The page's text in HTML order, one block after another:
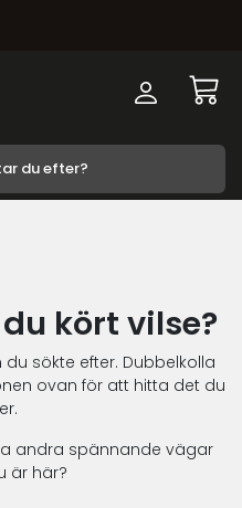
kört vilse?
sökte efter. Dubbelkolla
ovan för att hitta det du
andra spännande vägar
är här?